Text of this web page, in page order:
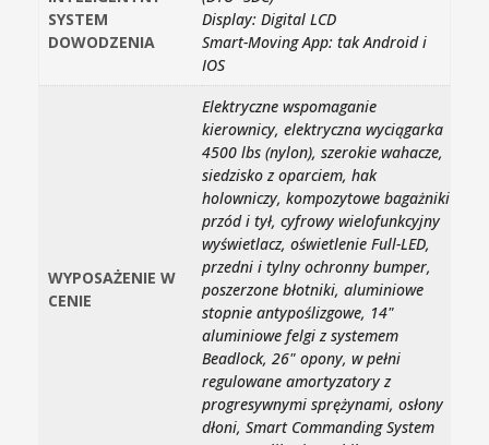
SYSTEM
DOWODZENIA
Display: Digital LCD
Smart-Moving App: tak Android i
IOS
WYPOSAŻENIE W
CENIE
Elektryczne wspomaganie
kierownicy, elektryczna wyciągarka
4500 lbs (nylon), szerokie wahacze,
siedzisko z oparciem, hak
holowniczy, kompozytowe bagażniki
przód i tył, cyfrowy wielofunkcyjny
wyświetlacz, oświetlenie Full-LED,
przedni i tylny ochronny bumper,
poszerzone błotniki, aluminiowe
stopnie antypoślizgowe, 14"
aluminiowe felgi z systemem
Beadlock, 26" opony, w pełni
regulowane amortyzatory z
progresywnymi sprężynami, osłony
dłoni, Smart Commanding System